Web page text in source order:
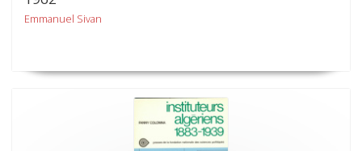
Emmanuel Sivan